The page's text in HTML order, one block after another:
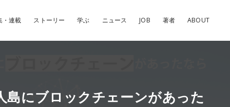
・連載 ストーリー 学ぶ ニュース JOB 著者 ABOUT
島にブロックチェーンがあった